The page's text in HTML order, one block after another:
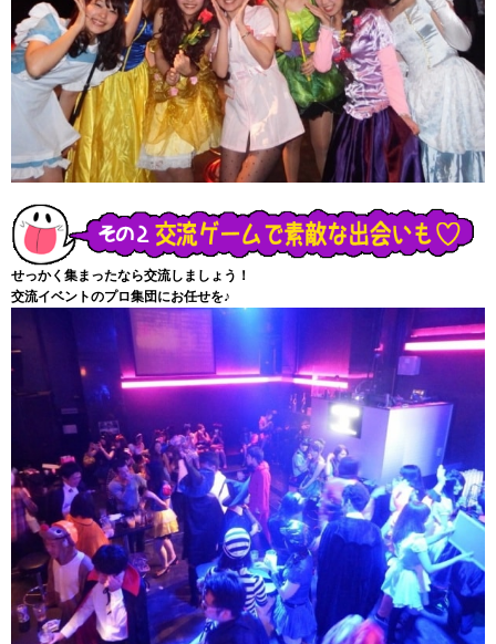
せっかく集まったなら交流しましょう！
交流イベントのプロ集団にお任せを♪